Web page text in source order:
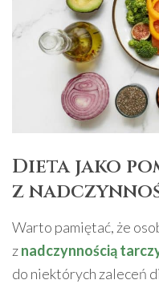
Dieta jako
z
Warto pamiętać, że
znadczynnością
do niektórych zaleceń